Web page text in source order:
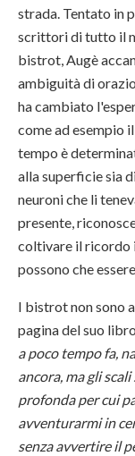
strada. Tentato in
scrittori di tutto il
bistrot, Augè
ambiguità di
ha cambiato
come ad esempio
tempo è
alla superficie sia
neuroni che li
presente,
coltivare il ricordo
possono che
I bistrot non sono
pagina del suo
a poco tempo fa,
ancora, ma gli
profonda per cui
avventurarmi in
senza avvertire il